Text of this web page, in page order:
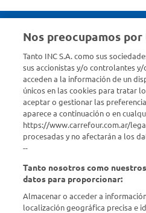
Estamos para ayudarte
¿Tenés una consulta? Comunicate
Descubrí Carrefour
Conocenos
Info útil
Nos preocupamos
Tanto INC S.A. como sus
sus accionistas y/o controlantes
acceden a la información de un
únicos en las cookies para tratar
aceptar o gestionar las
aparece a continuación o en
https://www.carrefour.com.ar/
procesadas y no afectarán a los
--
Tanto nosotros como
datos para proporcionar:
Almacenar o acceder a
localización geográfica precisa e